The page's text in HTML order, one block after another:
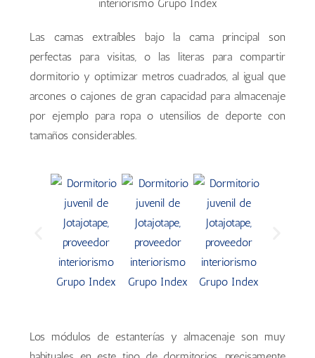
Las camas extraíbles bajo la cama principal son
perfectas para visitas, o las literas para compartir
dormitorio y optimizar metros cuadrados, al igual que
arcones o cajones de gran capacidad para almacenaje
por ejemplo para ropa o utensilios de deporte con
tamaños considerables.
Los módulos de estanterías y almacenaje son muy